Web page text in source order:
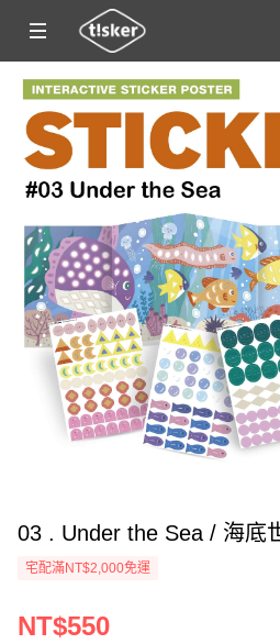
03 . Under the Sea / 海底
宅配滿NT$2,000免運
NT$550